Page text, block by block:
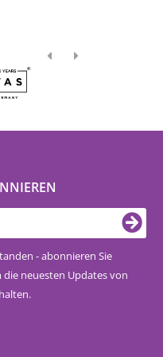
- abonnieren Sie
neuesten Updates von